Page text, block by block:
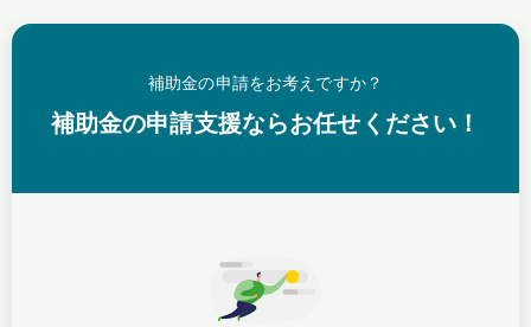
補助金の申請をお考えですか？
補助金の申請支援ならお任せください！